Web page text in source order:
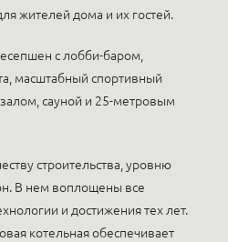
жителей дома и их гостей.
с лобби-баром,
масштабный спортивный
сауной и 25-метровым
строительства, уровню
В нем воплощены все
и достижения тех лет.
котельная обеспечивает